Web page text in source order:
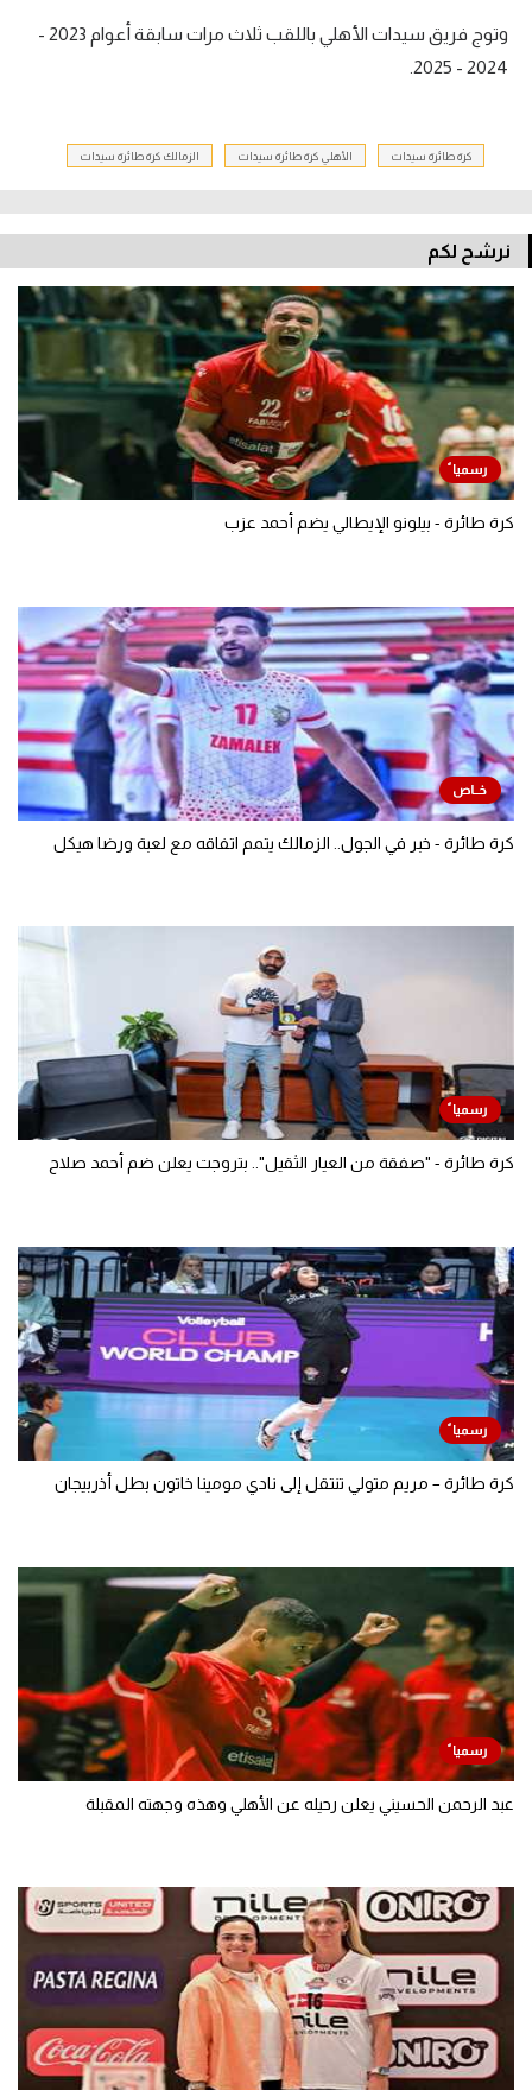
وتوج فريق سيدات الأهلي باللقب ثلاث مرات سابقة أعوام 2023 -
2024 - 2025.
كرة طائرة سيدات الأهلي كرة طائرة سيدات الزمالك كرة طائرة سيدات
نرشح لكم
كرة طائرة - بيلونو الإيطالي يضم أحمد عزب
كرة طائرة - خبر في الجول.. الزمالك يتمم اتفاقه مع لعبة ورضا هيكل
كرة طائرة - "صفقة من العيار الثقيل".. بتروجت يعلن ضم أحمد صلاح
كرة طائرة – مريم متولي تنتقل إلى نادي مومينا خاتون بطل أذربيجان
عبد الرحمن الحسيني يعلن رحيله عن الأهلي وهذه وجهته المقبلة